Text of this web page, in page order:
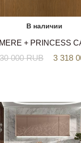
В наличии
+ PRINCESS
000 RUB 3 318